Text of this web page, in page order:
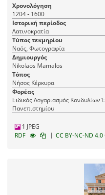
Χρονολόγηση
1204 - 1600
Ιστορική περίοδος
Λατινοκρατία
Τύπος τεκμηρίου
Ναός, Φωτογραφία
Δημιουργός
Nikolaos Mamalos
Τόπος
Νήσος Κέρκυρα
Φορέας
Ειδικός Λογαριασμός Κονδυλίων
Πανεπιστημίου
1 JPEG
RDF
| CC BY-NC-ND 4.0